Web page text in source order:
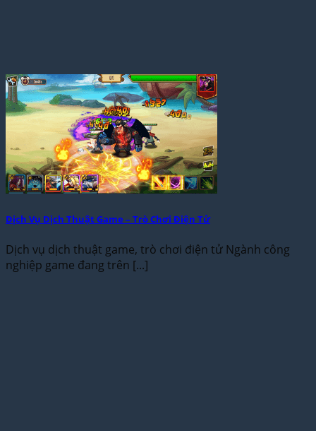
Dịch Vụ Dịch Thuật Game – Trò Chơi Điện Tử
Dịch vụ dịch thuật game, trò chơi điện tử Ngành công
nghiệp game đang trên [...]